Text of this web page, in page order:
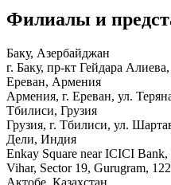
Филиалы и
Баку, Азербайджан
г. Баку, пр-кт Гейдара
Ереван, Армения
Армения, г. Ереван, ул.
Тбилиси, Грузия
Грузия, г. Тбилиси, ул.
Дели, Индия
Enkay Square near ICICI
Vihar, Sector 19, Gurugram,
Актобе, Казахстан